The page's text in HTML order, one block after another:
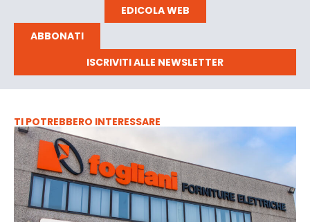
EDICOLA WEB
ABBONATI
ISCRIVITI ALLE NEWSLETTER
TI POTREBBERO INTERESSARE